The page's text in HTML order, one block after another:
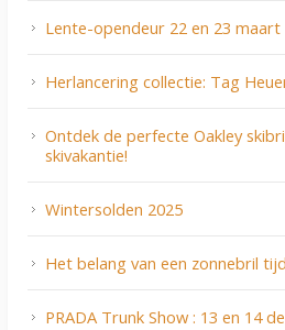
Lente-opendeur 22 en 23 maart
Herlancering collectie: Tag
Ontdek de perfecte Oakley
skivakantie!
Wintersolden 2025
Het belang van een zonnebril
PRADA Trunk Show : 13 en 14